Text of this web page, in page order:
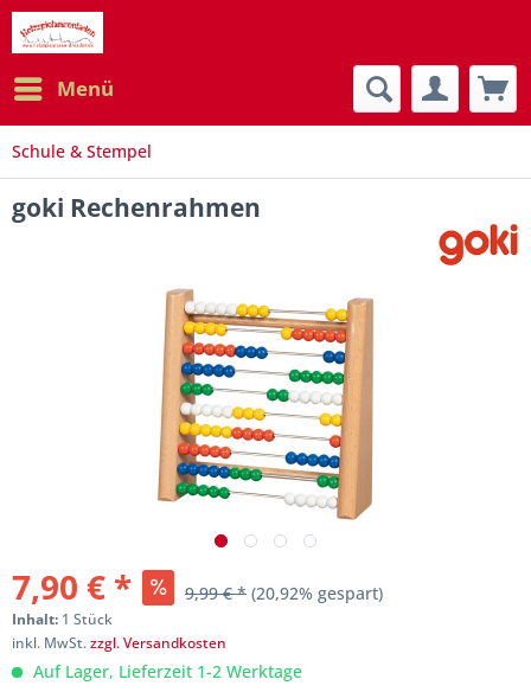
Menü
Schule & Stempel
goki Rechenrahmen
7,90 € * 9,99 € * (20,92% gespart)
Inhalt: 1 Stück
inkl. MwSt.zzgl. Versandkosten
Auf Lager, Lieferzeit 1-2 Werktage